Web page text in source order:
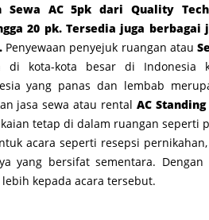
Sewa AC 5pk dari Quality
20 pk. Tersedia juga berbagai
Penyewaan penyejuk ruangan atau
kota-kota besar di Indonesia
yang panas dan lembab
jasa sewa atau rental AC
tetap di dalam ruangan seperti
acara seperti resepsi
yang bersifat sementara. Dengan
kepada acara tersebut.